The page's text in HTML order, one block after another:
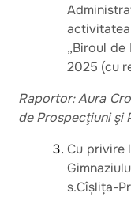
„Biroul
2025 (cu
Raportor: Aura
de Prospecţiuni şi
Cu privire
s.Cîșlița-